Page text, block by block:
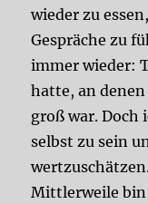
wieder zu
Gespräche zu
immer wieder:
hatte, an
groß war.
selbst zu sein
Mittlerweile bin